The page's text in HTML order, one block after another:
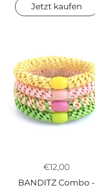
Jetzt kaufen
€12,00
BANDITZ Combo -